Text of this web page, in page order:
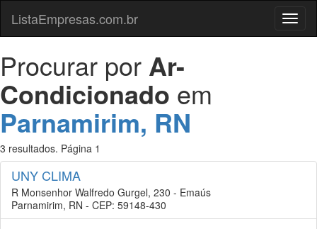
Menu
ListaEmpresas.com.br
Procurar por Ar-
Condicionado em
Parnamirim, RN
3 resultados. Página 1
UNY CLIMA
R Monsenhor Walfredo Gurgel, 230 - Emaús
Parnamirim, RN - CEP: 59148-430